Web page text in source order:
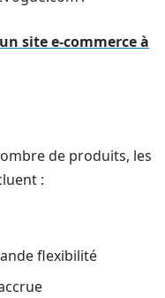
site e-commerce à
de produits, les
:
flexibilité